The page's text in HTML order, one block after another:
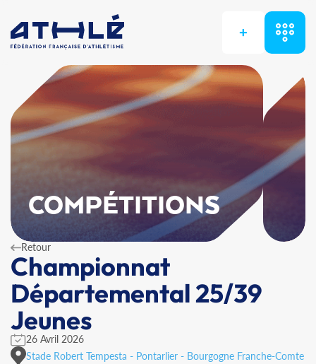
+
COMPÉTITIONS
Retour
Championnat
Départemental 25/39
Jeunes
26 Avril 2026
Stade Robert Tempesta - Pontarlier - Bourgogne Franche-Comte